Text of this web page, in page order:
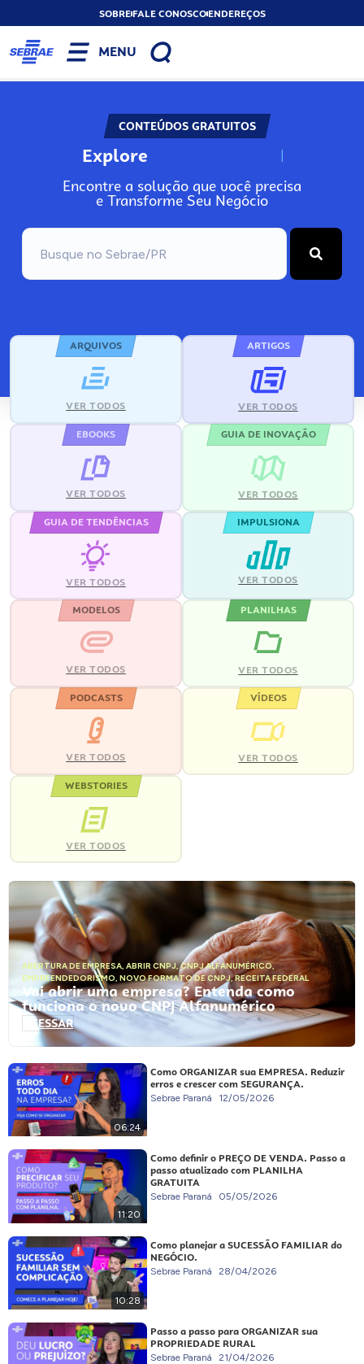
SOBREFALE CONOSCOENDEREÇOS
MENU
CONTEÚDOS GRATUITOS
Explore N
Encontre a solução que você precisa
e Transforme Seu Negócio
ARQUIVOS
VER TODOS
ARTIGOS
VER TODOS
EBOOKS
VER TODOS
GUIA DE INOVAÇÃO
VER TODOS
GUIA DE TENDÊNCIAS
VER TODOS
IMPULSIONA
VER TODOS
MODELOS
VER TODOS
PLANILHAS
VER TODOS
PODCASTS
VER TODOS
VÍDEOS
VER TODOS
WEBSTORIES
VER TODOS
ABERTURA DE EMPRESA, ABRIR CNPJ,CNPJ ALFANUMÉRICO,
EMPREENDEDORISMO, NOVO FORMATO DE CNPJ,RECEITA FEDERAL
Vai abrir uma empresa? Entenda como
funciona o novo CNPJ Alfanumérico
ACESSAR
06:24
Como ORGANIZAR sua EMPRESA. Reduzir
erros e crescer com SEGURANÇA.
Sebrae Paraná 12/05/2026
11:20
Como definir o PREÇO DE VENDA. Passo a
passo atualizado com PLANILHA
GRATUITA
Sebrae Paraná 05/05/2026
10:28
Como planejar a SUCESSÃO FAMILIAR do
NEGÓCIO.
Sebrae Paraná 28/04/2026
Passo a passo para ORGANIZAR sua
PROPRIEDADE RURAL
Sebrae Paraná 21/04/2026